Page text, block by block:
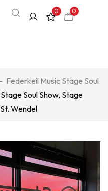
0 0
Federkeil Music Stage Soul
Soul Show, Stage
Wendel